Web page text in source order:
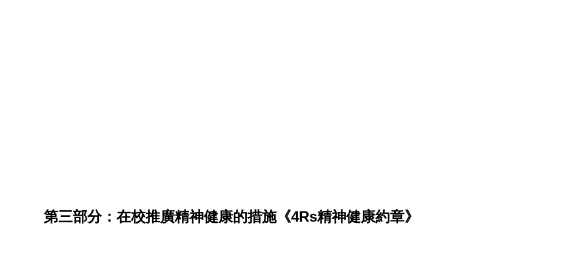
第三部分：在校推廣精神健康的措施《4Rs精神健康約章》